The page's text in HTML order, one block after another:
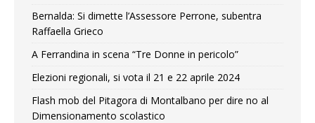
Bernalda: Si dimette l’Assessore Perrone, subentra
Raffaella Grieco
A Ferrandina in scena “Tre Donne in pericolo”
Elezioni regionali, si vota il 21 e 22 aprile 2024
Flash mob del Pitagora di Montalbano per dire no al
Dimensionamento scolastico